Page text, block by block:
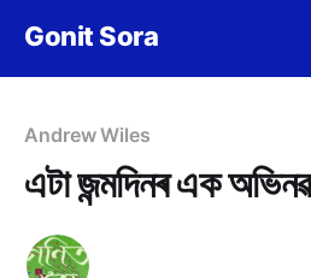
Gonit Sora
Andrew Wiles
এটা জন্মদিনৰ এক